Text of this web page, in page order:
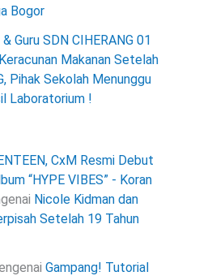
Bogor
Guru SDN CIHERANG 01
Makanan Setelah
Pihak Sekolah Menunggu
Laboratorium !
CxM Resmi Debut
“HYPE VIBES” - Koran
Nicole Kidman dan
Setelah 19 Tahun
Gampang! Tutorial